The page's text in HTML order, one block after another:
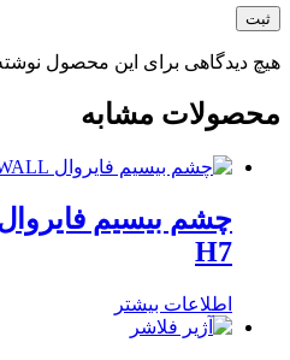
هیچ دیدگاهی برای این محصول
محصولات مشابه
H7
اطلاعات بیشتر